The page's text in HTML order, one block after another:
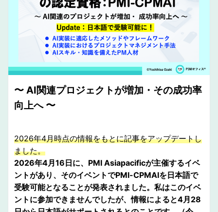
〜 AI関連プロジェクトが増加・その成功率
向上へ 〜
2026年4月時点の情報をもとに記事をアップデートし
ました。
2026年4月16日に、PMI Asiapacificが主催するイベ
ントがあり、そのイベントでPMI-CPMAIを日本語で
受験可能となることが発表されました。私はこのイベ
ントに参加できませんでしたが、情報によると4月28